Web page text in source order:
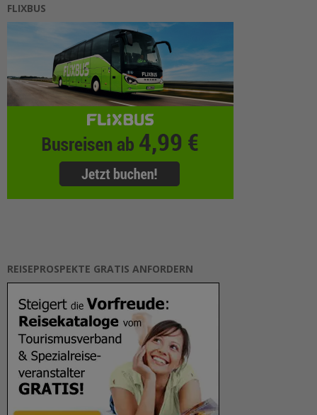
FLIXBUS
REISEPROSPEKTE GRATIS ANFORDERN